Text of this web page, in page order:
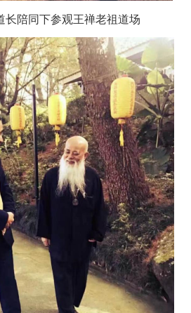
长陪同下参观王禅老祖道场